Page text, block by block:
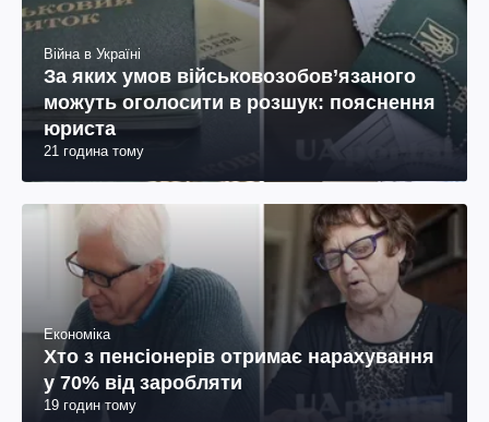
Війна в Україні
За яких умов військовозобов’язаного
можуть оголосити в розшук: пояснення
юриста
21 година тому
Економіка
Хто з пенсіонерів отримає нарахування
у 70% від заробляти
19 годин тому